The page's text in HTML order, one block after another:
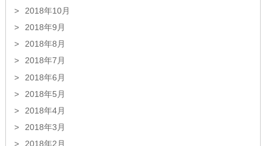
2018年10月
2018年9月
2018年8月
2018年7月
2018年6月
2018年5月
2018年4月
2018年3月
2018年2月